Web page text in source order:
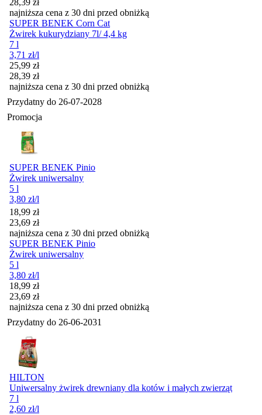
najniższa cena z 30 dni przed obniżką
SUPER BENEK Corn Cat
Żwirek kukurydziany 7l/ 4,4 kg
7 l
3,71 zł/l
Cena promocyjna
25,99 zł
28,39 zł
najniższa cena z 30 dni przed obniżką
Przydatny do 26-07-2028
Promocja
SUPER BENEK Pinio
Żwirek uniwersalny
5 l
3,80 zł/l
Cena promocyjna
18,99 zł
23,69 zł
najniższa cena z 30 dni przed obniżką
SUPER BENEK Pinio
Żwirek uniwersalny
5 l
3,80 zł/l
Cena promocyjna
18,99 zł
23,69 zł
najniższa cena z 30 dni przed obniżką
Przydatny do 26-06-2031
HILTON
Uniwersalny żwirek drewniany dla kotów i małych zwierząt
7 l
2,60 zł/l